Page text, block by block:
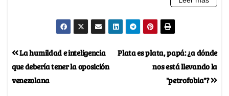
Plata es plata, papá: ¿a dónde
nos está llevando la
"petrofobia"?
La humildad e inteligencia
que debería tener la oposición
venezolana